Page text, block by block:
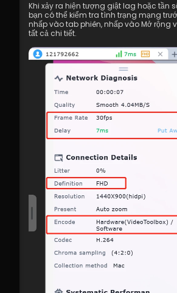
Khi xảy ra hiện tượng giật lag hoặc tần
bạn có thể kiểm tra tình trạng mạng
nhấp vào tab phiên, nhấp vào Mở rộng
tất cả chi tiết.